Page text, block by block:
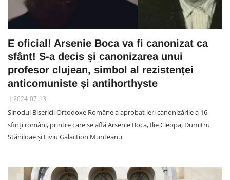
E oficial! Arsenie Boca va fi canonizat ca
sfânt! S-a decis și canonizarea unui
profesor clujean, simbol al rezistenței
anticomuniste și antihorthyste
2024-07-13
Sinodul Bisericii Ortodoxe Române a aprobat ieri canonizările a 16
sfinţi români, printre care se află Arsenie Boca, Ilie Cleopa, Dumitru
Stăniloae și Liviu Galaction Munteanu